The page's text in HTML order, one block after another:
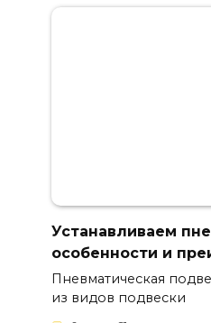
Устанавливаем
особенности и
Пневматическая
из видов подвески